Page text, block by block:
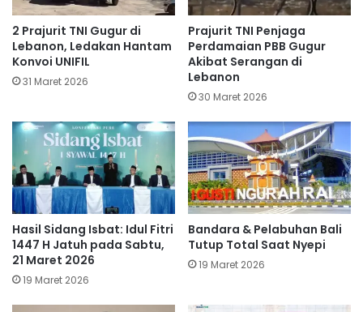
​2 Prajurit TNI Gugur di
Lebanon, Ledakan Hantam
Konvoi UNIFIL
31 Maret 2026
Prajurit TNI Penjaga
Perdamaian PBB Gugur
Akibat Serangan di
Lebanon
30 Maret 2026
Hasil Sidang Isbat: Idul Fitri
1447 H Jatuh pada Sabtu,
21 Maret 2026
19 Maret 2026
Bandara & Pelabuhan Bali
Tutup Total Saat Nyepi
19 Maret 2026